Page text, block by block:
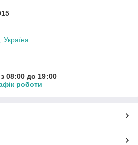
08:00 до 19:00
роботи